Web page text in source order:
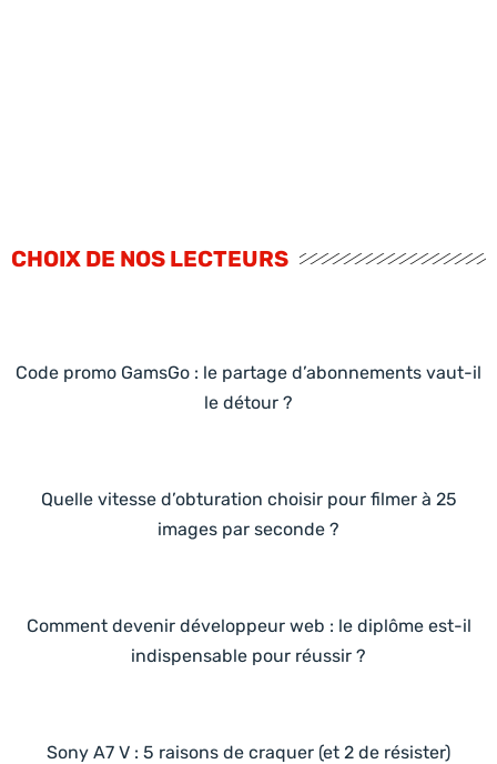
CHOIX DE NOS LECTEURS
Code promo GamsGo : le partage d’abonnements vaut-il
le détour ?
Quelle vitesse d’obturation choisir pour filmer à 25
images par seconde ?
Comment devenir développeur web : le diplôme est-il
indispensable pour réussir ?
Sony A7 V : 5 raisons de craquer (et 2 de résister)